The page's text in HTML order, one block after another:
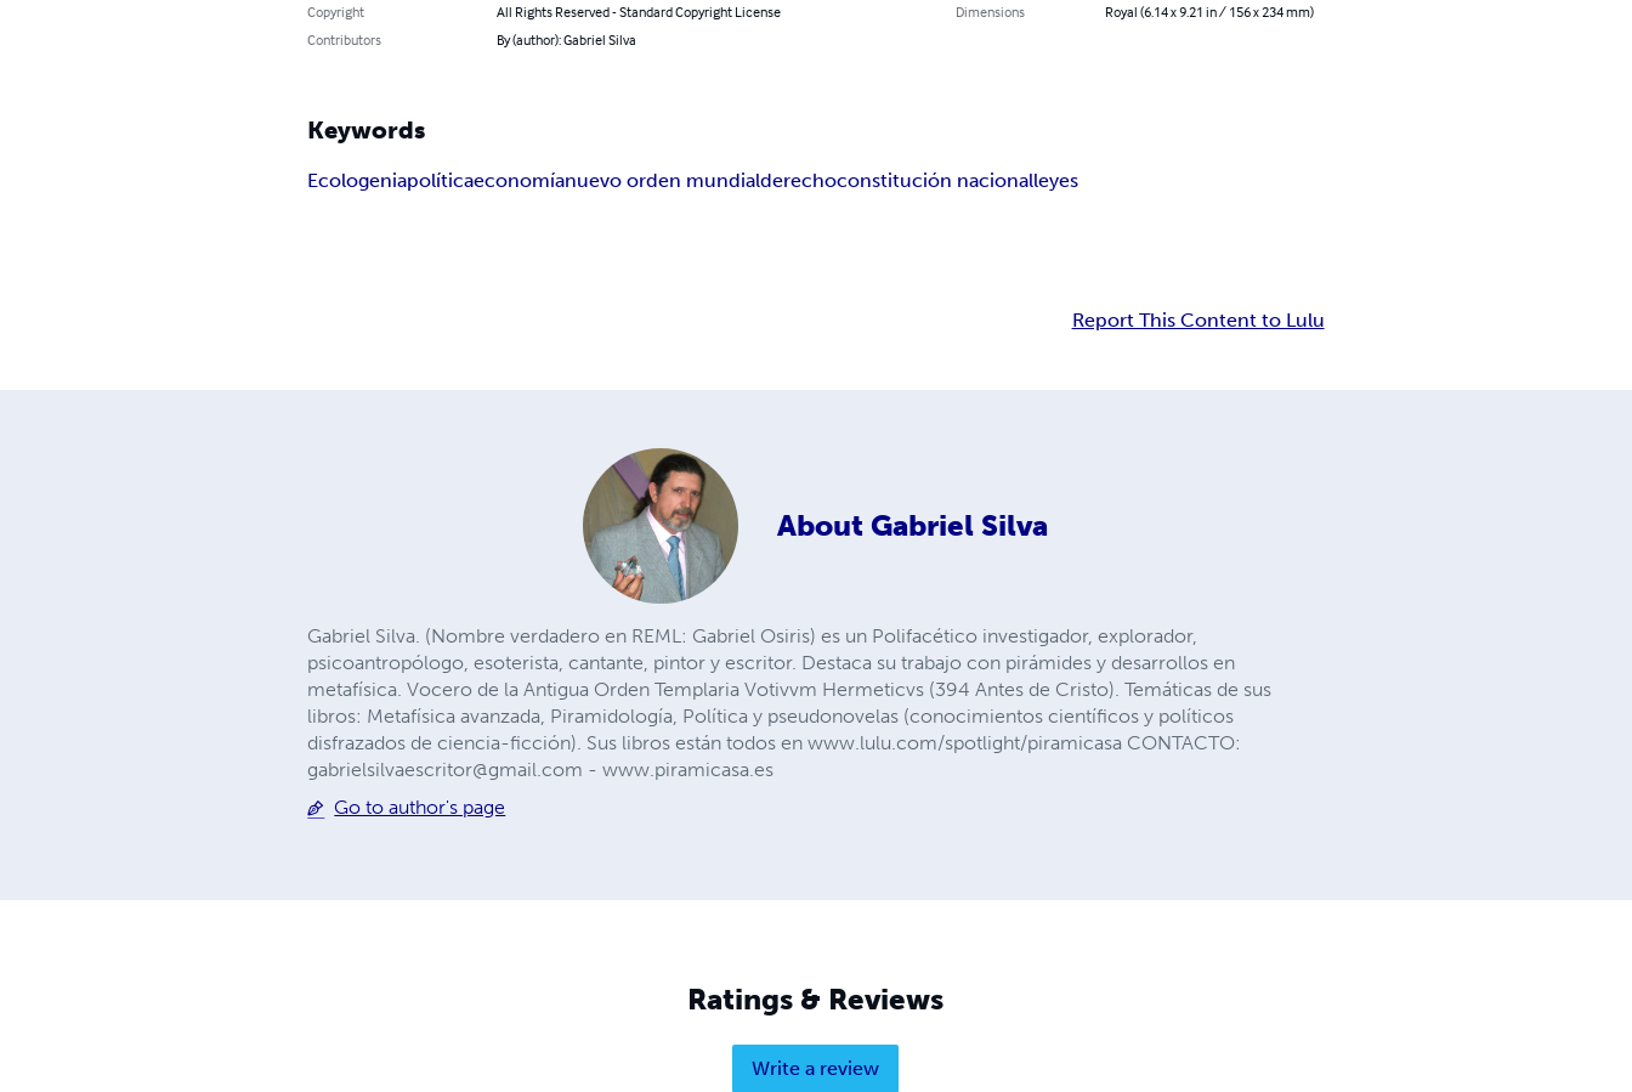
Copyright
All Rights Reserved - Standard Copyright License
Contributors
By (author): Gabriel Silva
Dimensions
Royal (6.14 x 9.21 in / 156 x 234 mm)
Keywords
Ecologeniapolíticaeconomíanuevo orden mundialderechoconstitución nacionalleyes
Report This Content to Lulu
About Gabriel Silva
Gabriel Silva. (Nombre verdadero en REML: Gabriel Osiris) es un Polifacético investigador, explorador,
psicoantropólogo, esoterista, cantante, pintor y escritor. Destaca su trabajo con pirámides y desarrollos en
metafísica. Vocero de la Antigua Orden Templaria Votivvm Hermeticvs (394 Antes de Cristo). Temáticas de sus
libros: Metafísica avanzada, Piramidología, Política y pseudonovelas (conocimientos científicos y políticos
disfrazados de ciencia-ficción). Sus libros están todos en www.lulu.com/spotlight/piramicasa CONTACTO:
gabrielsilvaescritor@gmail.com - www.piramicasa.es
Go to author's page
Ratings & Reviews
Write a review